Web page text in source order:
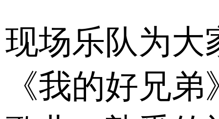
现场乐队为大
《我的好兄